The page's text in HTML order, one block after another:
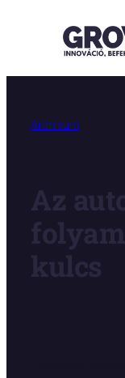
tartalomhoz
Archívum
Az
kulcs